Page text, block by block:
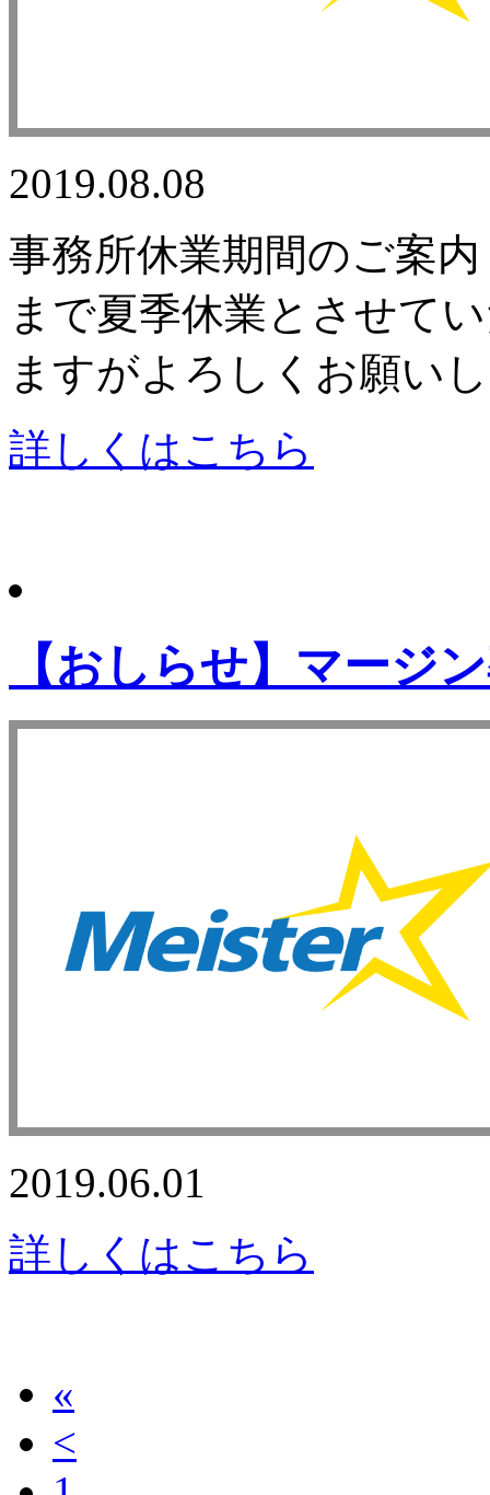
2019.08.08
事務所休業期間のご案
まで夏季休業とさせて
ますがよろしくお願い
詳しくはこちら
【おしらせ】マージ
2019.06.01
詳しくはこちら
«
<